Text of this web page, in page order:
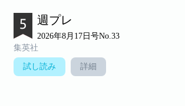
週プレ
2026年8月17日号No.33
集英社
試し読み 詳細